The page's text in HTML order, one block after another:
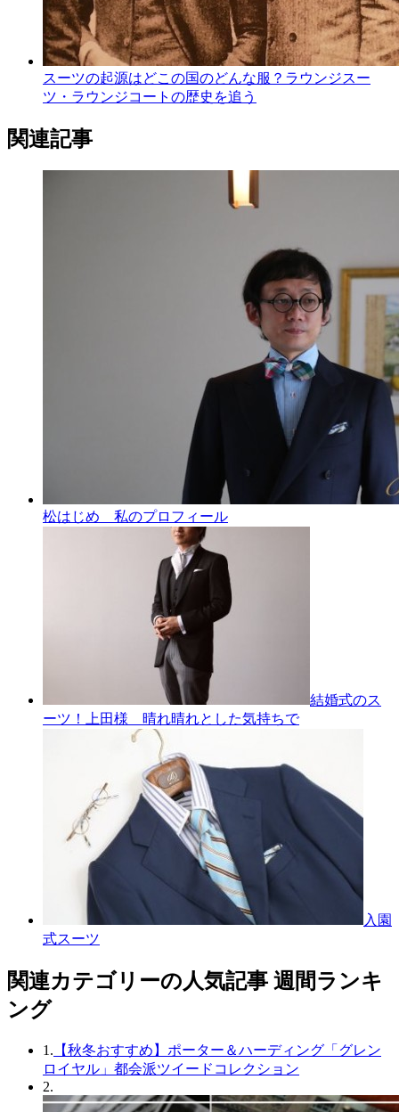
スーツの起源はどこの国のどんな服？ラウンジスー
ツ・ラウンジコートの歴史を追う
関連記事
松はじめ 私のプロフィール
結婚式のス
ーツ！上田様 晴れ晴れとした気持ちで
入園
式スーツ
関連カテゴリーの人気記事 週間ランキ
ング
1. 【秋冬おすすめ】ポーター＆ハーディング「グレン
ロイヤル」都会派ツイードコレクション
2.